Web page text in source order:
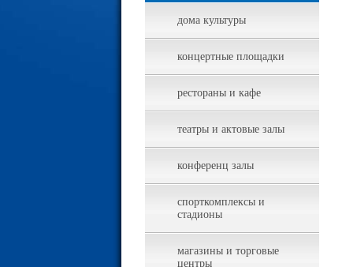
дома культуры
концертные площадки
рестораны и кафе
театры и актовые залы
конференц залы
спорткомплексы и
стадионы
магазины и торговые
центры